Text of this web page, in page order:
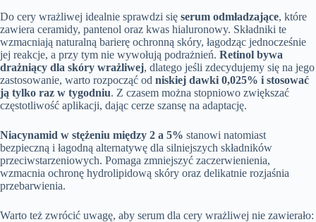
Do cery wrażliwej idealnie sprawdzi się serum odmładzające, które
zawiera ceramidy, pantenol oraz kwas hialuronowy. Składniki te
wzmacniają naturalną barierę ochronną skóry, łagodząc jednocześnie
jej reakcje, a przy tym nie wywołują podrażnień. Retinol bywa
drażniący dla skóry wrażliwej, dlatego jeśli zdecydujemy się na jego
zastosowanie, warto rozpocząć od niskiej dawki 0,025% i stosować
ją tylko raz w tygodniu. Z czasem można stopniowo zwiększać
częstotliwość aplikacji, dając cerze szansę na adaptację.
Niacynamid w stężeniu między 2 a 5% stanowi natomiast
bezpieczną i łagodną alternatywę dla silniejszych składników
przeciwstarzeniowych. Pomaga zmniejszyć zaczerwienienia,
wzmacnia ochronę hydrolipidową skóry oraz delikatnie rozjaśnia
przebarwienia.
Warto też zwrócić uwagę, aby serum dla cery wrażliwej nie zawierało: